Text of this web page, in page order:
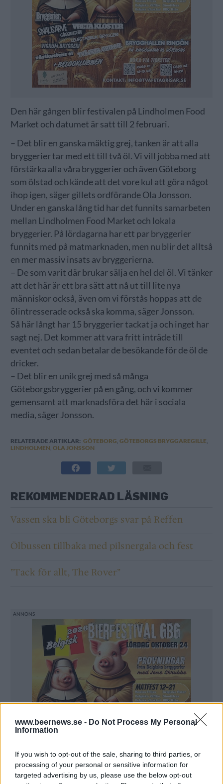
www.beernews.se - Do Not Process My Personal
Information
If you wish to opt-out of the sale, sharing to third parties, or
processing of your personal or sensitive information for
targeted advertising by us, please use the below opt-out
Den här gången blir festivalen på Lindholmen Food
Market och datumet är satt till 2 februari.
– Det blir en ganska mäktig grej, tanken är att alla
bryggerier tar med ett till två öl. Vi vill jobba med att
förstärka alla våra bryggerier och även Göteborg
som ölstad och kände att det vore kul att göra något
ihop igen, säger gillets ordförande Ola Jonsson.
Under en ganska lång tid har det funnits samarbeten
mellan Lindholmen Food Market och lokala
bryggerier. På lördagarna har ett par bryggerier
funnits med på matmarknaden, men nu blir det alltså
en mer massiv insats av bryggerierna.
– De som varit där brukar sälja en hel del öl. Vi tänker
att det här är ett bra sätt att nå ut till lite nya
människor också, även om vi förstås hoppas att de
ölintresserade också ska komma, säger Jonsson.
Så här långt har 15 bryggerier tackat ja och inget har
sagt nej. Det kommer att vara fritt inträde till
eventet och sedan betalar de besökande för de öl de
dricker.
– Det blir en unik grej med så många
Göteborgsbryggerier på en gång, och vi kommer
gemensamt att marknadsföra det här i sociala
media, säger Jonsson.
RELATERADE ARTIKLAR: GÖTEBORG, GÖTEBORGS BRYGGAREGILLE,
LINDHOLMEN, OLA JONSSON
REKOMMENDERAD LÄSNING
Vassen ska bli Göteborgs svar på Reffen
Ölbussen tillbaka med pilsnergala och fest
”Tack för allt, The Rover”